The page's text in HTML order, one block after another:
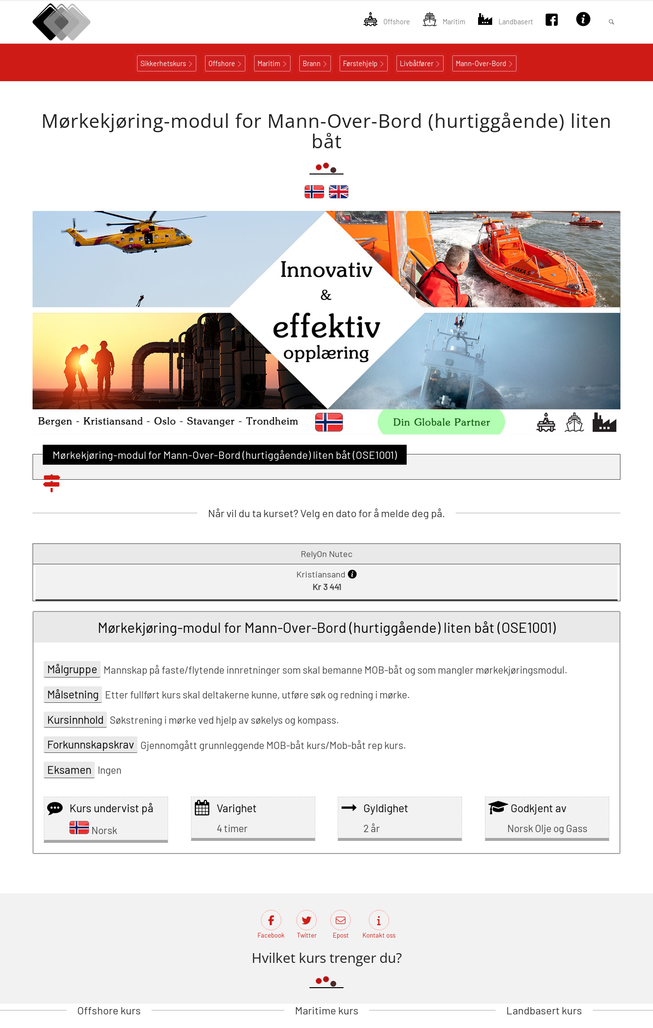
Offshore Maritim Landbasert
Sikkerhetskurs Offshore Maritim Brann Førstehjelp Livbåtfører Mann-Over-Bord
Mørkekjøring-modul for Mann-Over-Bord (hurtiggående) liten
båt
Mørkekjøring-modul for Mann-Over-Bord (hurtiggående) liten båt (OSE1001)
Når vil du ta kurset? Velg en dato for å melde deg på.
RelyOn Nutec
Kristiansand
Kr 3 441
Mørkekjøring-modul for Mann-Over-Bord (hurtiggående) liten båt (OSE1001)
Målgruppe Mannskap på faste/flytende innretninger som skal bemanne MOB-båt og som mangler mørkekjøringsmodul.
Målsetning Etter fullført kurs skal deltakerne kunne, utføre søk og redning i mørke.
Kursinnhold Søkstrening i mørke ved hjelp av søkelys og kompass.
Forkunnskapskrav Gjennomgått grunnleggende MOB-båt kurs/Mob-båt rep kurs.
Eksamen Ingen
Kurs undervist på
Norsk
Varighet
4 timer
Gyldighet
2 år
Godkjent av
Norsk Olje og Gass
Facebook Twitter Epost Kontakt oss
Hvilket kurs trenger du?
Offshore kurs Maritime kurs Landbasert kurs